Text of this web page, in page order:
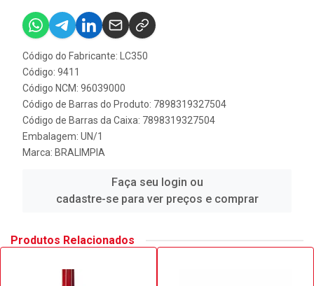
Código do Fabricante: LC350
Código: 9411
Código NCM: 96039000
Código de Barras do Produto: 7898319327504
Código de Barras da Caixa: 7898319327504
Embalagem: UN/1
Marca: BRALIMPIA
Faça seu login ou
cadastre-se para ver preços e comprar
Produtos Relacionados